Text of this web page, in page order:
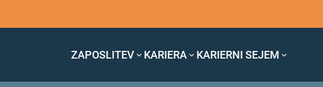
ZAPOSLITEV KARIERA KARIERNI SEJEM